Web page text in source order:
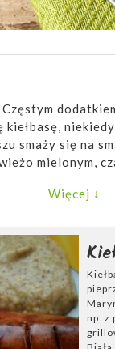
Częstym
smaży się na
mielonym,
Więcej ↓
np. z